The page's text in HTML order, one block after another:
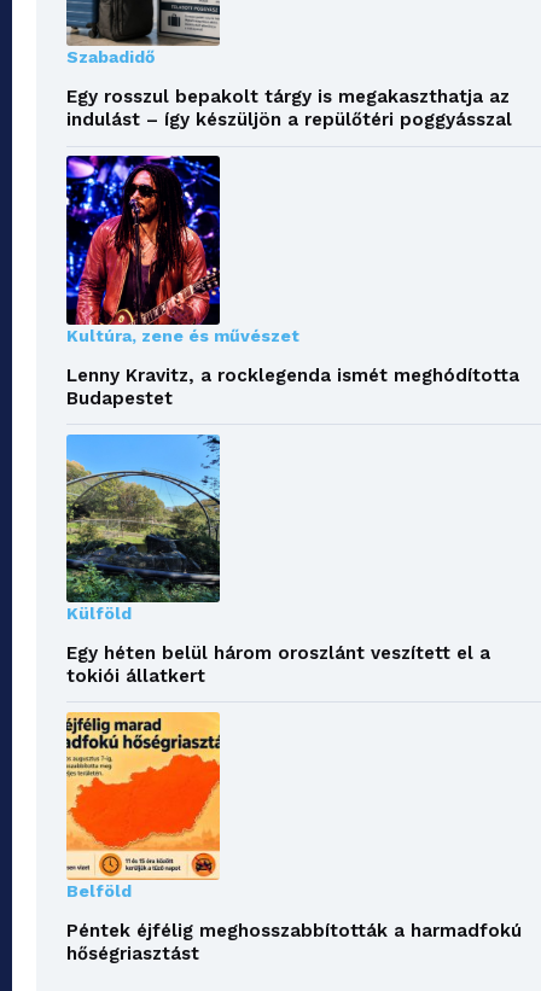
Szabadidő
Egy rosszul bepakolt tárgy is megakaszthatja az
indulást – így készüljön a repülőtéri poggyásszal
Kultúra, zene és művészet
Lenny Kravitz, a rocklegenda ismét meghódította
Budapestet
Külföld
Egy héten belül három oroszlánt veszített el a
tokiói állatkert
Belföld
Péntek éjfélig meghosszabbították a harmadfokú
hőségriasztást